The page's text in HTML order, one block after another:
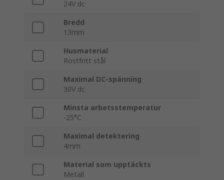
24V dc
Bredd
13mm
Husmaterial
Rostfritt stål
Maximal DC-spänning
30V dc
Minsta arbetsstemperatur
-25°C
Maximal detektering
4mm
Material som upptäckts
Metall